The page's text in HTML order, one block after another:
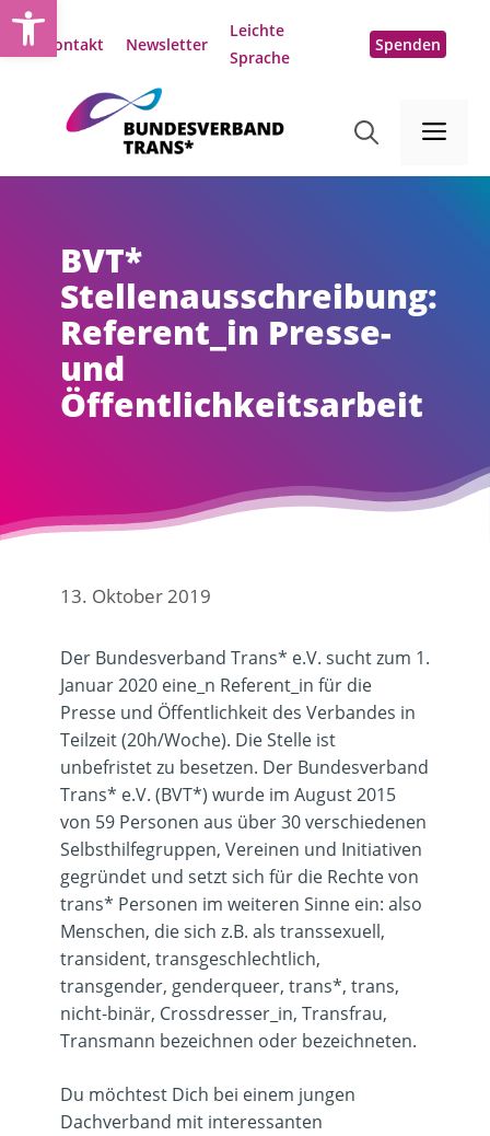
Zum
Inhalt
Kontakt Newsletter
Leichte
Sprache
Spenden
BVT*
Stellenausschreibung:
Referent_in Presse-
und
Öffentlichkeitsarbeit
13. Oktober 2019
Der Bundesverband Trans* e.V. sucht zum 1.
Januar 2020 eine_n Referent_in für die
Presse und Öffentlichkeit des Verbandes in
Teilzeit (20h/Woche). Die Stelle ist
unbefristet zu besetzen. Der Bundesverband
Trans* e.V. (BVT*) wurde im August 2015
von 59 Personen aus über 30 verschiedenen
Selbsthilfegruppen, Vereinen und Initiativen
gegründet und setzt sich für die Rechte von
trans* Personen im weiteren Sinne ein: also
Menschen, die sich z.B. als transsexuell,
transident, transgeschlechtlich,
transgender, genderqueer, trans*, trans,
nicht-binär, Crossdresser_in, Transfrau,
Transmann bezeichnen oder bezeichneten.
Du möchtest Dich bei einem jungen
Dachverband mit interessanten